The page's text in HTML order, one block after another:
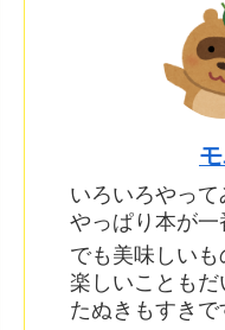
いろいろやって
やっぱり本が一
でも美味しいも
楽しいこともだ
たぬきもすきで